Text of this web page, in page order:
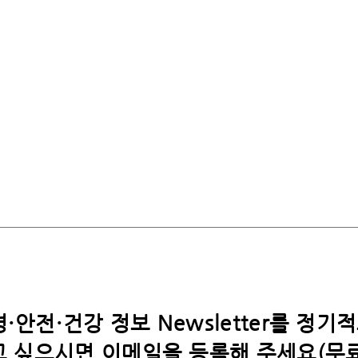
·안전·건강 정보 Newsletter를 정기
싶으시면​ 이메일을 등록해 주세요(무